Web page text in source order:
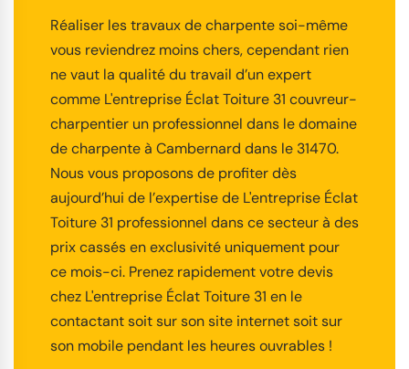
Réaliser les travaux de charpente soi-même
vous reviendrez moins chers, cependant rien
ne vaut la qualité du travail d’un expert
comme L'entreprise Éclat Toiture 31 couvreur-
charpentier un professionnel dans le domaine
de charpente à Cambernard dans le 31470.
Nous vous proposons de profiter dès
aujourd’hui de l’expertise de L'entreprise Éclat
Toiture 31 professionnel dans ce secteur à des
prix cassés en exclusivité uniquement pour
ce mois-ci. Prenez rapidement votre devis
chez L'entreprise Éclat Toiture 31 en le
contactant soit sur son site internet soit sur
son mobile pendant les heures ouvrables !